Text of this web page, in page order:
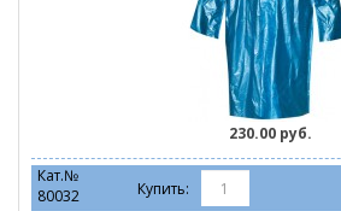
230.00 руб.
Кат.№
80032
Купить: